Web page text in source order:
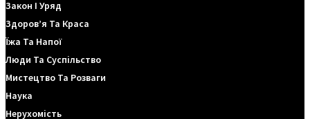
Закон І Уряд
Здоров’я Та Краса
Їжа Та Напої
Люди Та Суспільство
Мистецтво Та Розваги
Наука
Нерухомість